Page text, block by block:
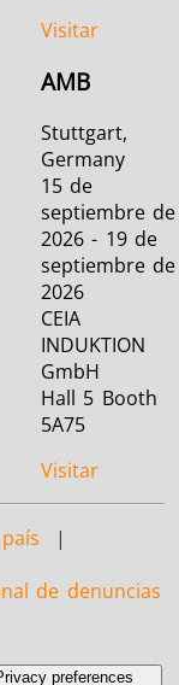
Visitar
AMB
Stuttgart,
Germany
15 de
septiembre de
2026 - 19 de
septiembre de
2026
CEIA
INDUKTION
GmbH
Hall 5 Booth
5A75
Visitar
|
de denuncias